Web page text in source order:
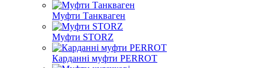
Муфти Танкваген
Муфти STORZ
Карданні муфти PERROT